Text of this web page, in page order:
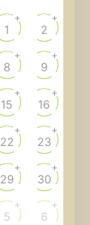
1
+
2
+
8
+
9
+
15
+
16
+
22
+
23
+
29
+
30
+
5
+
6
+